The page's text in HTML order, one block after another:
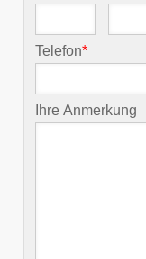
Telefon*
Ihre Anmerkung